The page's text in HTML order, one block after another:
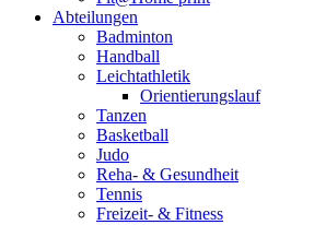
Abteilungen
Badminton
Handball
Leichtathletik
Orientierungslauf
Tanzen
Basketball
Judo
Reha- & Gesundheit
Tennis
Freizeit- & Fitness